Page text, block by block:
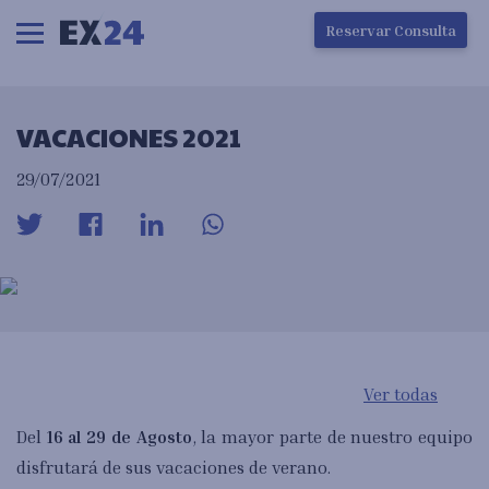
Ha ocurrido un error en la carga de la pantalla
Reservar Consulta
VACACIONES 2021
29/07/2021
Ver todas
Del 16 al 29 de Agosto, la mayor parte de nuestro equipo
disfrutará de sus vacaciones de verano.